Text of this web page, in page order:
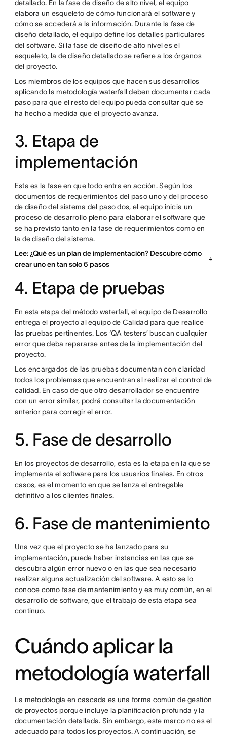
detallado. En la fase de diseño de alto nivel, el equipo
elabora un esqueleto de cómo funcionará el software y
cómo se accederá a la información. Durante la fase de
diseño detallado, el equipo define los detalles particulares
del software. Si la fase de diseño de alto nivel es el
esqueleto, la de diseño detallado se refiere a los órganos
del proyecto.
Los miembros de los equipos que hacen sus desarrollos
aplicando la metodología waterfall deben documentar cada
paso para que el resto del equipo pueda consultar qué se
ha hecho a medida que el proyecto avanza.
3. Etapa de
implementación
Esta es la fase en que todo entra en acción. Según los
documentos de requerimientos del paso uno y del proceso
de diseño del sistema del paso dos, el equipo inicia un
proceso de desarrollo pleno para elaborar el software que
se ha previsto tanto en la fase de requerimientos como en
la de diseño del sistema.
Lee: ¿Qué es un plan de implementación? Descubre cómo
crear uno en tan solo 6 pasos
4. Etapa de pruebas
En esta etapa del método waterfall, el equipo de Desarrollo
entrega el proyecto al equipo de Calidad para que realice
las pruebas pertinentes. Los ‘QA testers’ buscan cualquier
error que deba repararse antes de la implementación del
proyecto.
Los encargados de las pruebas documentan con claridad
todos los problemas que encuentran al realizar el control de
calidad. En caso de que otro desarrollador se encuentre
con un error similar, podrá consultar la documentación
anterior para corregir el error.
5. Fase de desarrollo
En los proyectos de desarrollo, esta es la etapa en la que se
implementa el software para los usuarios finales. En otros
casos, es el momento en que se lanza el entregable
definitivo a los clientes finales.
6. Fase de mantenimiento
Una vez que el proyecto se ha lanzado para su
implementación, puede haber instancias en las que se
descubra algún error nuevo o en las que sea necesario
realizar alguna actualización del software. A esto se lo
conoce como fase de mantenimiento y es muy común, en el
desarrollo de software, que el trabajo de esta etapa sea
continuo.
Cuándo aplicar la
metodología waterfall
La metodología en cascada es una forma común de gestión
de proyectos porque incluye la planificación profunda y la
documentación detallada. Sin embargo, este marco no es el
adecuado para todos los proyectos. A continuación, se